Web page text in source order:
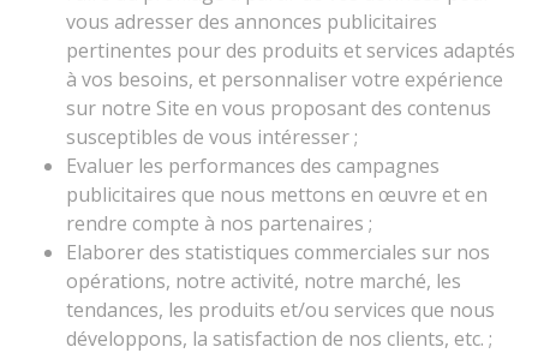
vous adresser des annonces publicitaires
pertinentes pour des produits et services adaptés
à vos besoins, et personnaliser votre expérience
sur notre Site en vous proposant des contenus
susceptibles de vous intéresser ;
Evaluer les performances des campagnes
publicitaires que nous mettons en œuvre et en
rendre compte à nos partenaires ;
Elaborer des statistiques commerciales sur nos
opérations, notre activité, notre marché, les
tendances, les produits et/ou services que nous
développons, la satisfaction de nos clients, etc. ;